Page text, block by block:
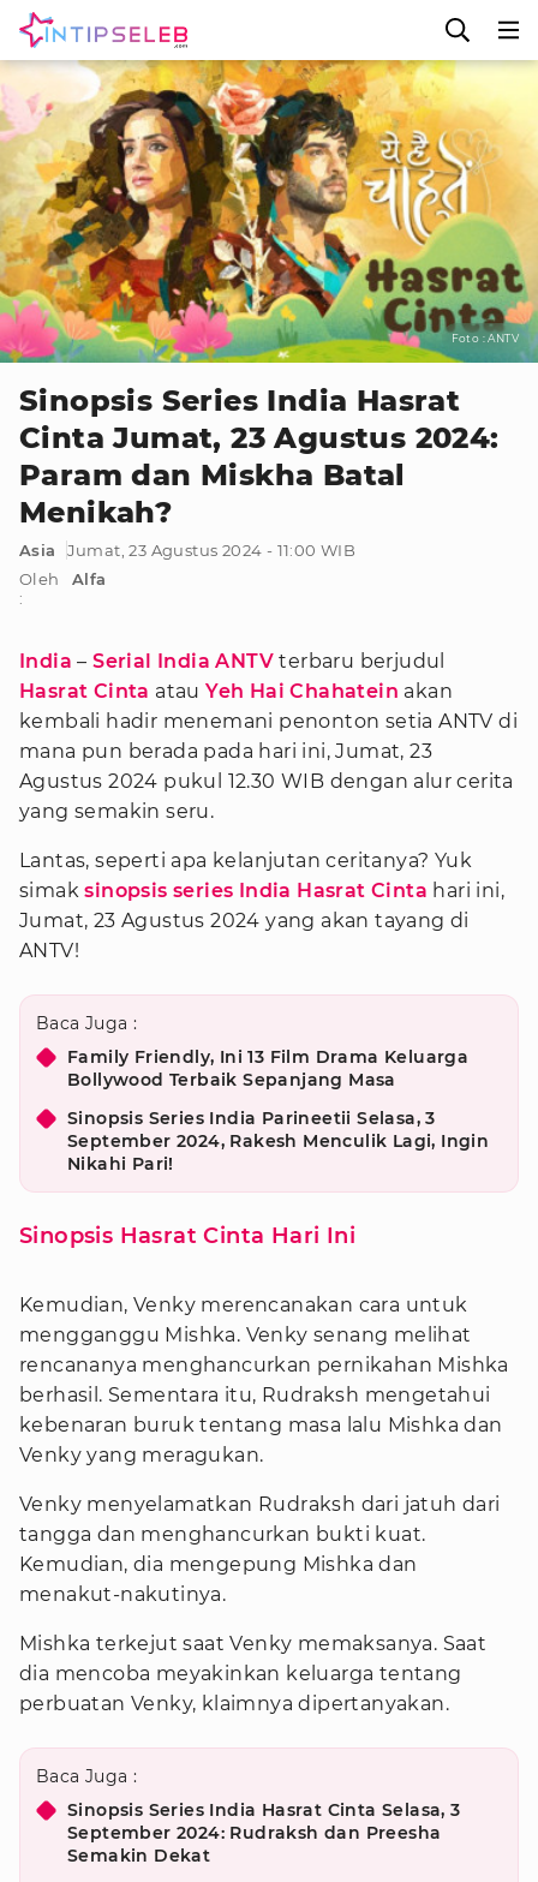
Foto : ANTV
Sinopsis Series India Hasrat
Cinta Jumat, 23 Agustus 2024:
Param dan Miskha Batal
Menikah?
Asia
Jumat, 23 Agustus 2024 - 11:00 WIB
Oleh
:
Alfa
India –Serial India ANTV terbaru berjudul
Hasrat Cinta atauYeh Hai Chahatein akan
kembali hadir menemani penonton setia ANTV di
mana pun berada pada hari ini, Jumat, 23
Agustus 2024 pukul 12.30 WIB dengan alur cerita
yang semakin seru.
Lantas, seperti apa kelanjutan ceritanya? Yuk
simaksinopsis series India Hasrat Cinta hari ini,
Jumat, 23 Agustus 2024 yang akan tayang di
ANTV!
Baca Juga :
Family Friendly, Ini 13 Film Drama Keluarga
Bollywood Terbaik Sepanjang Masa
Sinopsis Series India Parineetii Selasa, 3
September 2024, Rakesh Menculik Lagi, Ingin
Nikahi Pari!
Sinopsis Hasrat Cinta Hari Ini
Kemudian, Venky merencanakan cara untuk
mengganggu Mishka. Venky senang melihat
rencananya menghancurkan pernikahan Mishka
berhasil. Sementara itu, Rudraksh mengetahui
kebenaran buruk tentang masa lalu Mishka dan
Venky yang meragukan.
Venky menyelamatkan Rudraksh dari jatuh dari
tangga dan menghancurkan bukti kuat.
Kemudian, dia mengepung Mishka dan
menakut-nakutinya.
Mishka terkejut saat Venky memaksanya. Saat
dia mencoba meyakinkan keluarga tentang
perbuatan Venky, klaimnya dipertanyakan.
Baca Juga :
Sinopsis Series India Hasrat Cinta Selasa, 3
September 2024: Rudraksh dan Preesha
Semakin Dekat